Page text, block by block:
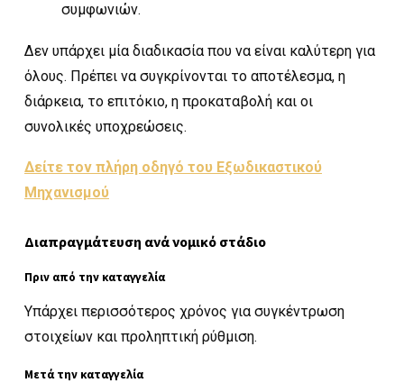
συμφωνιών.
Δεν υπάρχει μία διαδικασία που να είναι καλύτερη για
όλους. Πρέπει να συγκρίνονται το αποτέλεσμα, η
διάρκεια, το επιτόκιο, η προκαταβολή και οι
συνολικές υποχρεώσεις.
Δείτε τον πλήρη οδηγό του Εξωδικαστικού
Μηχανισμού
Διαπραγμάτευση ανά νομικό στάδιο
Πριν από την καταγγελία
Υπάρχει περισσότερος χρόνος για συγκέντρωση
στοιχείων και προληπτική ρύθμιση.
Μετά την καταγγελία